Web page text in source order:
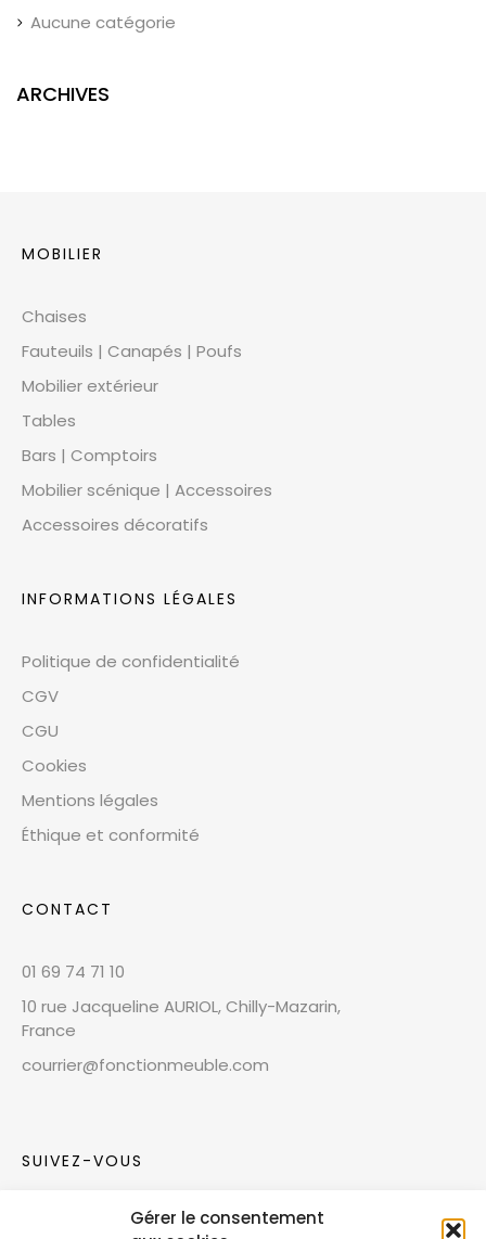
Gérer le consentement
Aucune catégorie
ARCHIVES
MOBILIER
Chaises
Fauteuils | Canapés | Poufs
Mobilier extérieur
Tables
Bars | Comptoirs
Mobilier scénique | Accessoires
Accessoires décoratifs
INFORMATIONS LÉGALES
Politique de confidentialité
CGV
CGU
Cookies
Mentions légales
Éthique et conformité
CONTACT
01 69 74 71 10
10 rue Jacqueline AURIOL, Chilly-Mazarin,
France
courrier@fonctionmeuble.com
SUIVEZ-VOUS